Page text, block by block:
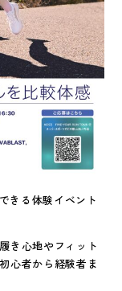
きる体験イベント
き心地やフィット
心者から経験者ま